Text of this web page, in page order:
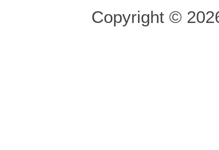
Copyright ©